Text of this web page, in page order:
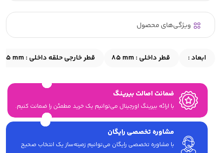
ویژگی‌های محصول
ابعاد : قطر داخلی : 85 mm قطر خارجی حلقه داخلی : mm
ضمانت اصالت بیرینگ
با ارائه بیرینگ اورجینال می‎‌توانیم یک خرید مطمئن را ضمانت کنیم.
مشاوره تخصصی رایگان
با مشاوره تخصصی رایگان می‌توانیم زمینه‌ساز یک انتخاب صحیح